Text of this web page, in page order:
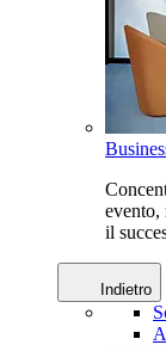
evento,
il
Indietro